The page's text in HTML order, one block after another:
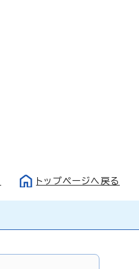
トップページへ戻る